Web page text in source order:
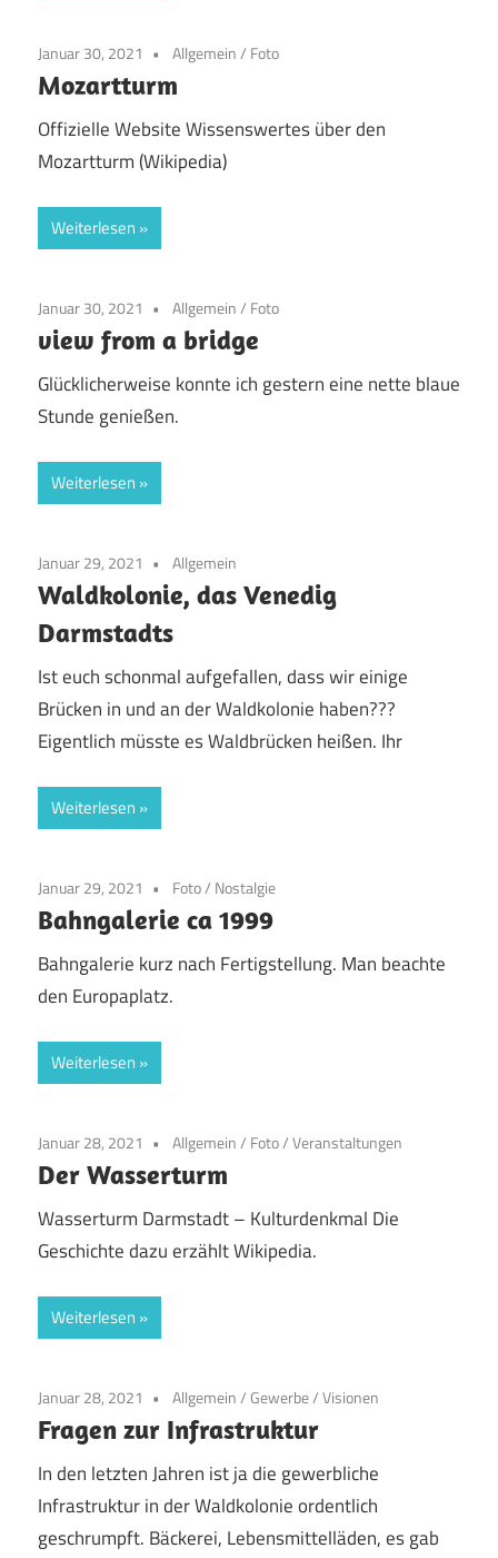
Januar 30, 2021 Allgemein/ Foto
Mozartturm
Offizielle Website Wissenswertes über den
Mozartturm (Wikipedia)
Weiterlesen
Januar 30, 2021 Allgemein/ Foto
view from a bridge
Glücklicherweise konnte ich gestern eine nette blaue
Stunde genießen.
Weiterlesen
Januar 29, 2021 Allgemein
Waldkolonie, das Venedig
Darmstadts
Ist euch schonmal aufgefallen, dass wir einige
Brücken in und an der Waldkolonie haben???
Eigentlich müsste es Waldbrücken heißen. Ihr
Weiterlesen
Januar 29, 2021 Foto/ Nostalgie
Bahngalerie ca 1999
Bahngalerie kurz nach Fertigstellung. Man beachte
den Europaplatz.
Weiterlesen
Januar 28, 2021 Allgemein/ Foto/Veranstaltungen
Der Wasserturm
Wasserturm Darmstadt – Kulturdenkmal Die
Geschichte dazu erzählt Wikipedia.
Weiterlesen
Januar 28, 2021 Allgemein/Gewerbe/Visionen
Fragen zur Infrastruktur
In den letzten Jahren ist ja die gewerbliche
Infrastruktur in der Waldkolonie ordentlich
geschrumpft. Bäckerei, Lebensmittelläden, es gab